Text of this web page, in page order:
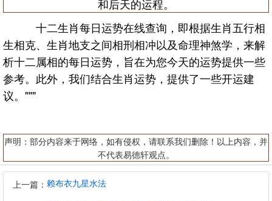
和后天的运程。
十二生肖每日运势在线查询，即根据生肖五行相
生相克、生肖地支之间相刑相冲以及命理神煞学，来解
析十二属相的每日运势，旨在为您今天的运势提供一些
参考。此外，我们结合生肖运势，提供了一些开运建
议。"""
声明：部分内容来于网络，如有侵权，请联系我们删除！以上内容，并
不代表易德轩观点。
上一篇： 赖布衣九星水法